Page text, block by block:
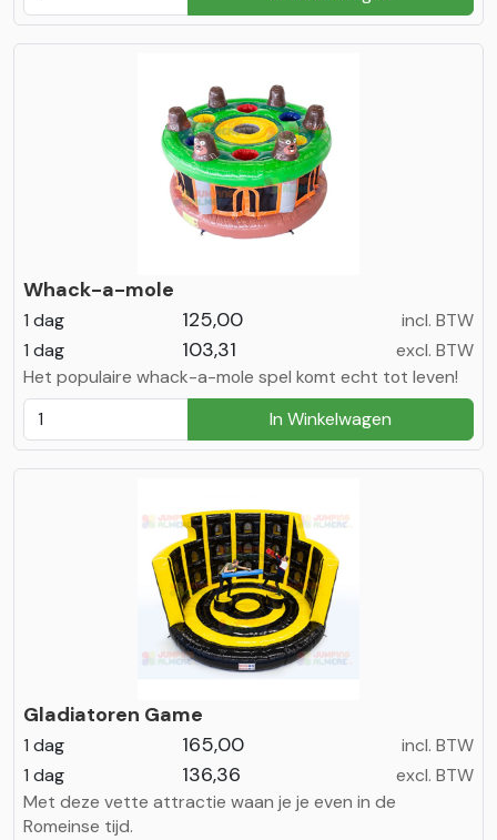
Whack-a-mole
1 dag 125,00
incl. BTW
1 dag
103,31
excl. BTW
Het populaire whack-a-mole spel komt echt tot leven!
In Winkelwagen
Gladiatoren Game
1 dag 165,00
incl. BTW
1 dag
136,36
excl. BTW
Met deze vette attractie waan je je even in de
Romeinse tijd.